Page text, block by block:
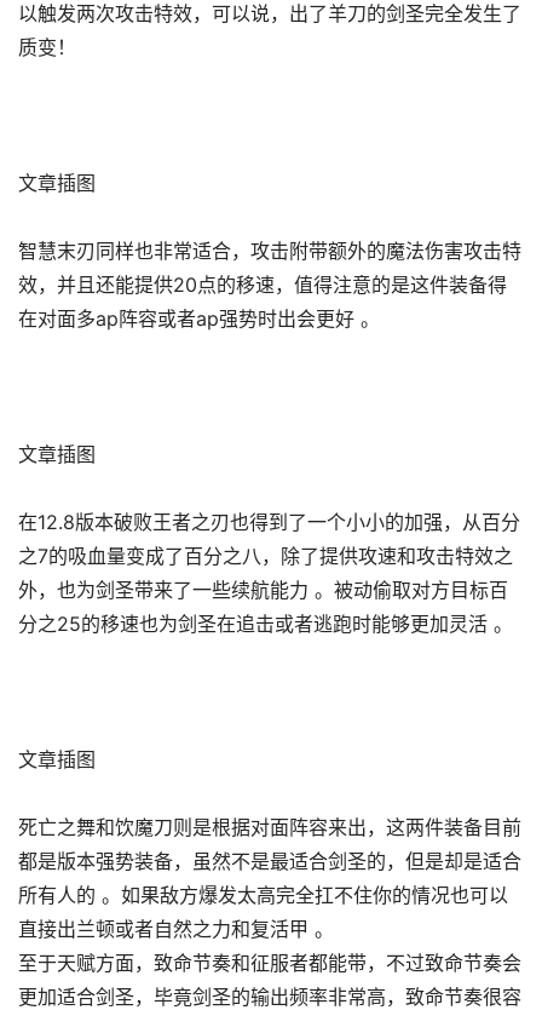
以触发两次攻击特效，可以说，出了羊刀的剑圣完全发生了
质变！
文章插图
智慧末刃同样也非常适合，攻击附带额外的魔法伤害攻击特
效，并且还能提供20点的移速，值得注意的是这件装备得
在对面多ap阵容或者ap强势时出会更好 。
文章插图
在12.8版本破败王者之刃也得到了一个小小的加强，从百分
之7的吸血量变成了百分之八，除了提供攻速和攻击特效之
外，也为剑圣带来了一些续航能力 。被动偷取对方目标百
分之25的移速也为剑圣在追击或者逃跑时能够更加灵活 。
文章插图
死亡之舞和饮魔刀则是根据对面阵容来出，这两件装备目前
都是版本强势装备，虽然不是最适合剑圣的，但是却是适合
所有人的 。如果敌方爆发太高完全扛不住你的情况也可以
直接出兰顿或者自然之力和复活甲 。
至于天赋方面，致命节奏和征服者都能带，不过致命节奏会
更加适合剑圣，毕竟剑圣的输出频率非常高，致命节奏很容